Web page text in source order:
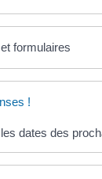
formulaires
!
dates des